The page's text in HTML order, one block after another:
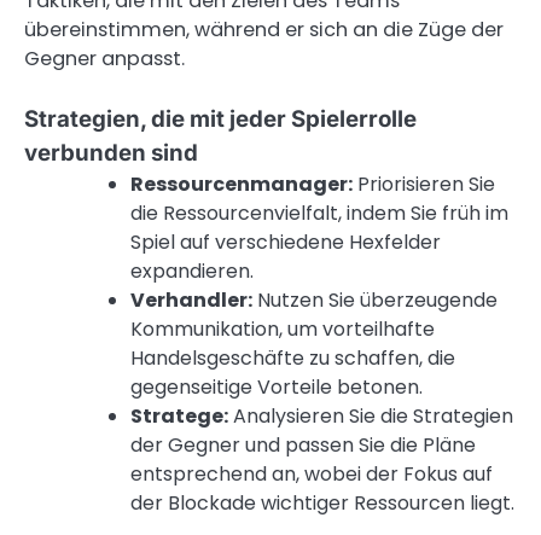
übereinstimmen, während er sich an die Züge der
Gegner anpasst.
Strategien, die mit jeder Spielerrolle
verbunden sind
Ressourcenmanager: Priorisieren Sie
die Ressourcenvielfalt, indem Sie früh im
Spiel auf verschiedene Hexfelder
expandieren.
Verhandler: Nutzen Sie überzeugende
Kommunikation, um vorteilhafte
Handelsgeschäfte zu schaffen, die
gegenseitige Vorteile betonen.
Stratege:Analysieren Sie die Strategien
der Gegner und passen Sie die Pläne
entsprechend an, wobei der Fokus auf
der Blockade wichtiger Ressourcen liegt.